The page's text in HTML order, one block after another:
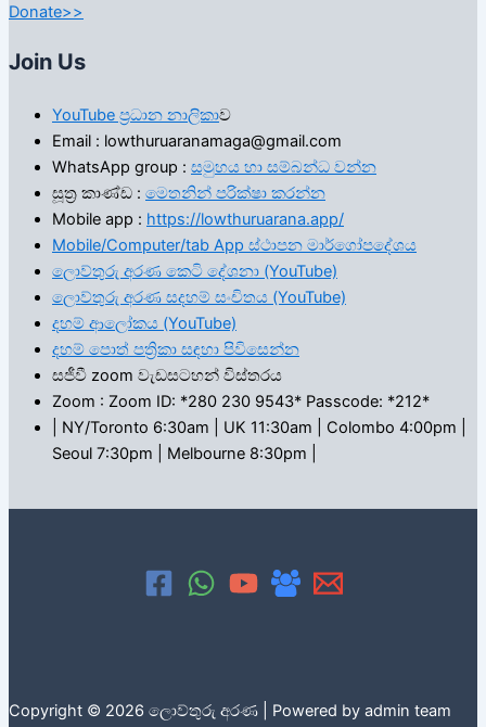
Donate>>
Join Us
YouTube ප්‍රධාන නාලිකාව
Email : lowthuruaranamaga@gmail.com
WhatsApp group : සමුහය හා සම්බන්ධ වන්න
සූත්‍ර කාණ්ඩ : මෙතනින් පරික්ෂා කරන්න
Mobile app : https://lowthuruarana.app/
Mobile/Computer/tab App ස්ථාපන මාර්ගෝපදේශය
ලොව්තුරු අරණ කෙටි දේශනා (YouTube)
ලොව්තුරු අරණ සදහම් සංචිතය (YouTube)
දහම් ආලෝකය (YouTube)
දහම් පොත් පත්‍රිකා සඳහා පිවිසෙන්න
සජීවී zoom වැඩසටහන් විස්තරය
Zoom : Zoom ID: *280 230 9543* Passcode: *212*
| NY/Toronto 6:30am | UK 11:30am | Colombo 4:00pm |
Seoul 7:30pm | Melbourne 8:30pm |
Copyright © 2026 ලොව්තුරු අරණ | Powered by admin team